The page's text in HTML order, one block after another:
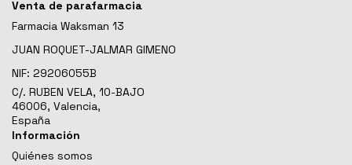
Venta de parafarmacia
Farmacia Waksman 13
JUAN ROQUET-JALMAR GIMENO
NIF: 29206055B
C/. RUBEN VELA, 10-BAJO
46006, Valencia,
España
Información
Quiénes somos